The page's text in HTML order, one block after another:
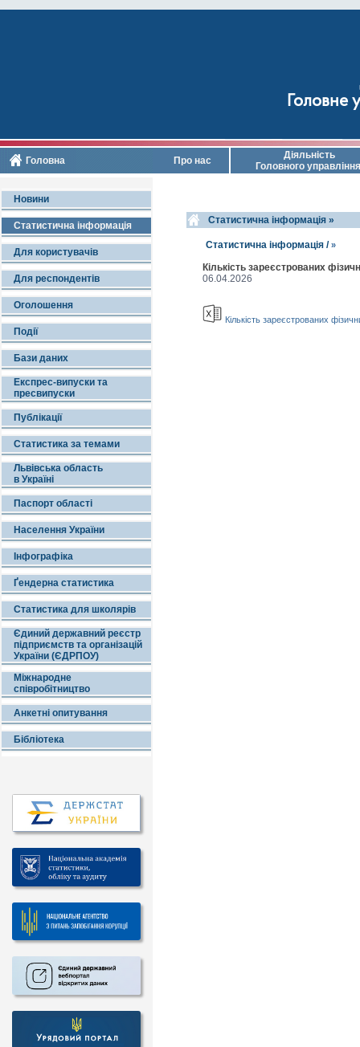
Головне
Головна Про нас
Діяльність
Головного управління
Новини
Статистична інформація
Для користувачів
Для респондентів
Оголошення
Події
Бази даних
Експрес-випуски та
пресвипуски
Публікації
Статистика за темами
Львівська область
в Україні
Паспорт області
Населення України
Інфографіка
Ґендерна статистика
Статистика для школярів
Єдиний державний реєстр
підприємств та організацій
України (ЄДРПОУ)
Міжнародне
співробітництво
Анкетні опитування
Бібліотека
Cтатистична інформація »
Cтатистична інформація /»
Кількість зареєстрованих
06.04.2026
Кількість зареєстрованих